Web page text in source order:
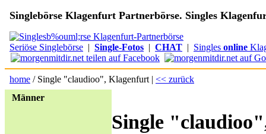
Singlebörse Klagenfurt Partnerbörse. Singles
Seriöse Singlebörse | Single-Fotos | CHAT | Singles online
home / Single "claudioo", Klagenfurt | << zurück
Männer
Single